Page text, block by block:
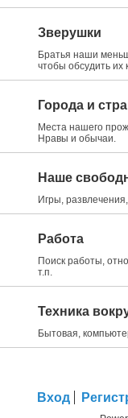
Зверушки
Братья наши
чтобы обсудить их
Города и
Места нашего
Нравы и обычаи.
Наше
Игры, развлечения,
Работа
Поиск работы,
т.п.
Техника
Бытовая,
Вход